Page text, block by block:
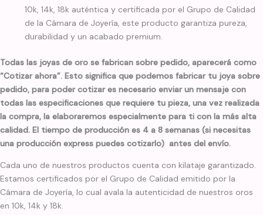
10k, 14k, 18k auténtica y certificada por el Grupo de Calidad
de la Cámara de Joyería, este producto garantiza pureza,
durabilidad y un acabado premium.
Todas las joyas de oro se fabrican sobre pedido, aparecerá como
“Cotizar ahora”. Esto significa que podemos fabricar tu joya sobre
pedido, para poder cotizar es necesario enviar un mensaje con
todas las especificaciones que requiere tu pieza, una vez realizada
la compra, la elaboraremos especialmente para ti con la más alta
calidad. El tiempo de producción es 4 a 8 semanas (si necesitas
una producción express puedes cotizarlo) antes del envío.
Cada uno de nuestros productos cuenta con kilataje garantizado.
Estamos certificados por el Grupo de Calidad emitido por la
Cámara de Joyería, lo cual avala la autenticidad de nuestros oros
en 10k, 14k y 18k.